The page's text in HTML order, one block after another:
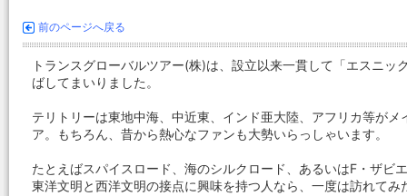
前のページへ戻る
トランスグローバルツアー(株)は、設立以来一貫して「エスニ
ばしてまいりました。
テリトリーは東地中海、中近東、インド亜大陸、アフリカ等が
ア。もちろん、昔から熱心なファンも大勢いらっしゃいます。
たとえばスパイスロード、海のシルクロード、あるいはF・ザビ
東洋文明と西洋文明の接点に興味を持つ人なら、一度は訪れて